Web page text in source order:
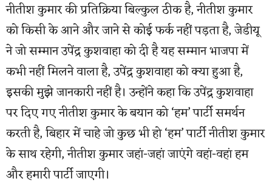
नीतीश कुमार की प्रतिक्रिया बिल्कुल ठीक है, नीतीश कुमार
को किसी के आने और जाने से कोई फर्क नहीं पड़ता है, जेडीयू
ने जो सम्मान उपेंद्र कुशवाहा को दी है यह सम्मान भाजपा में
कभी नहीं मिलने वाला है, उपेंद्र कुशवाहा को क्या हुआ है,
इसकी मुझे जानकारी नहीं है। उन्होंने कहा कि उपेंद्र कुशवाहा
पर दिए गए नीतीश कुमार के बयान को ‘हम’ पार्टी समर्थन
करती है, बिहार में चाहे जो कुछ भी हो ‘हम’ पार्टी नीतीश कुमार
के साथ रहेगी, नीतीश कुमार जहां-जहां जाएंगे वहां-वहां हम
और हमारी पार्टी जाएगी।